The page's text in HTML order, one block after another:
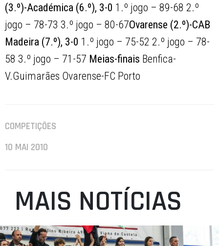
(3.º)-Académica (6.º), 3-0 1.º jogo – 89-68 2.º
jogo – 78-73 3.º jogo – 80-67Ovarense (2.º)-CAB
Madeira (7.º), 3-0 1.º jogo – 75-52 2.º jogo – 78-
58 3.º jogo – 71-57 Meias-finais Benfica-
V.Guimarães Ovarense-FC Porto
COMPETIÇÕES
10 MAI 2010
MAIS NOTÍCIAS